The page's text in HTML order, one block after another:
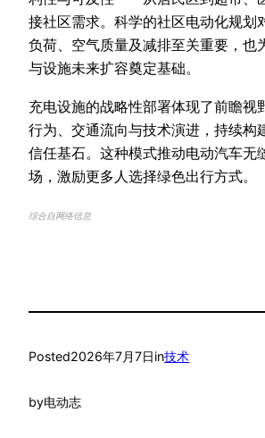
接社区需求。科学的社区电动化规划
负荷、空气质量及减排至关重要，也
与设施未来扩容奠定基础。
充电设施的战略性部署体现了前瞻视
行为、交通流向与技术演进，持续构
信任基石。这种模式推动电动汽车无
场，激励更多人选择绿色出行方式。
综合自网络信息
Posted2026年7月7日in技术
by电动志